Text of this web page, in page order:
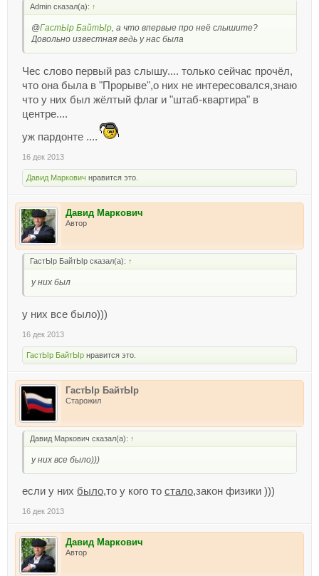
Admin сказал(а): ↑
@ГастЫр БайтЫр, а что впервые про неё слышите?
Довольно известная ведь у нас была
Чес слово первый раз слышу.... только сейчас прочёл,
что она была в "Прорыве",о них не интересовался,знаю
что у них был жёлтый флаг и "штаб-квартира" в
центре....
уж пардонте ....
16 дек 2013
Давид Маркович нравится это.
Давид Маркович
Автор
ГастЫр БайтЫр сказал(а): ↑
у них был
у них все было)))
16 дек 2013
ГастЫр БайтЫр нравится это.
ГастЫр БайтЫр
Старожил
Давид Маркович сказал(а): ↑
у них все было)))
если у них было,то у кого то стало,закон физики )))
16 дек 2013
Давид Маркович
Автор